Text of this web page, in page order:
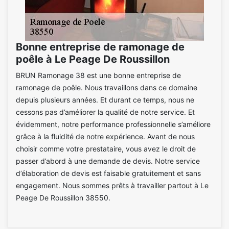
Bonne entreprise de ramonage de
poêle à Le Peage De Roussillon
BRUN Ramonage 38 est une bonne entreprise de
ramonage de poêle. Nous travaillons dans ce domaine
depuis plusieurs années. Et durant ce temps, nous ne
cessons pas d’améliorer la qualité de notre service. Et
évidemment, notre performance professionnelle s’améliore
grâce à la fluidité de notre expérience. Avant de nous
choisir comme votre prestataire, vous avez le droit de
passer d’abord à une demande de devis. Notre service
d’élaboration de devis est faisable gratuitement et sans
engagement. Nous sommes prêts à travailler partout à Le
Peage De Roussillon 38550.